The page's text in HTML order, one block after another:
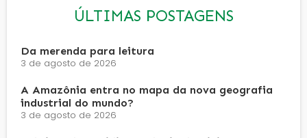
ÚLTIMAS POSTAGENS
Da merenda para leitura
3 de agosto de 2026
A Amazônia entra no mapa da nova geografia
industrial do mundo?
3 de agosto de 2026